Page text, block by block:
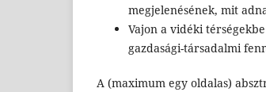
megjelenésének, mit
Vajon a vidéki
gazdasági-társadalmi
A (maximum egy oldalas)